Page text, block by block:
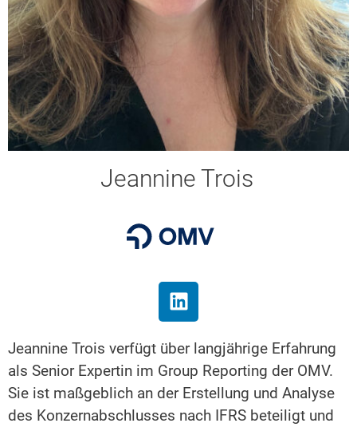
Jeannine Trois
Jeannine Trois verfügt über langjährige Erfahrung
als Senior Expertin im Group Reporting der OMV.
Sie ist maßgeblich an der Erstellung und Analyse
des Konzernabschlusses nach IFRS beteiligt und